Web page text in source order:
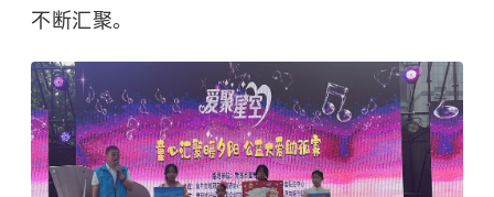
不断汇聚。